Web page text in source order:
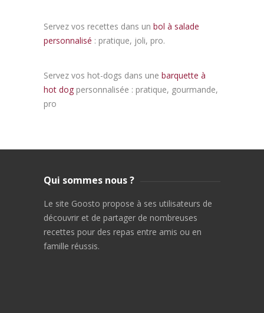
Servez vos recettes dans un bol à salade
personnalisé : pratique, joli, pro.
Servez vos hot-dogs dans une barquette à
hot dog personnalisée : pratique, gourmande,
pro
Qui sommes nous ?
Le site Goosto propose à ses utilisateurs de
découvrir et de partager de nombreuses
recettes pour des repas entre amis ou en
famille réussis.